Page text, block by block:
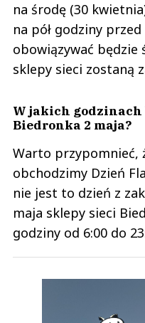
na środę (30
na pół godziny
obowiązywać będzie
sklepy sieci zostaną
W jakich
Biedronka 2 maja?
Warto przypomnieć,
obchodzimy Dzień
nie jest to dzień z
maja sklepy sieci
godziny od 6:00 do